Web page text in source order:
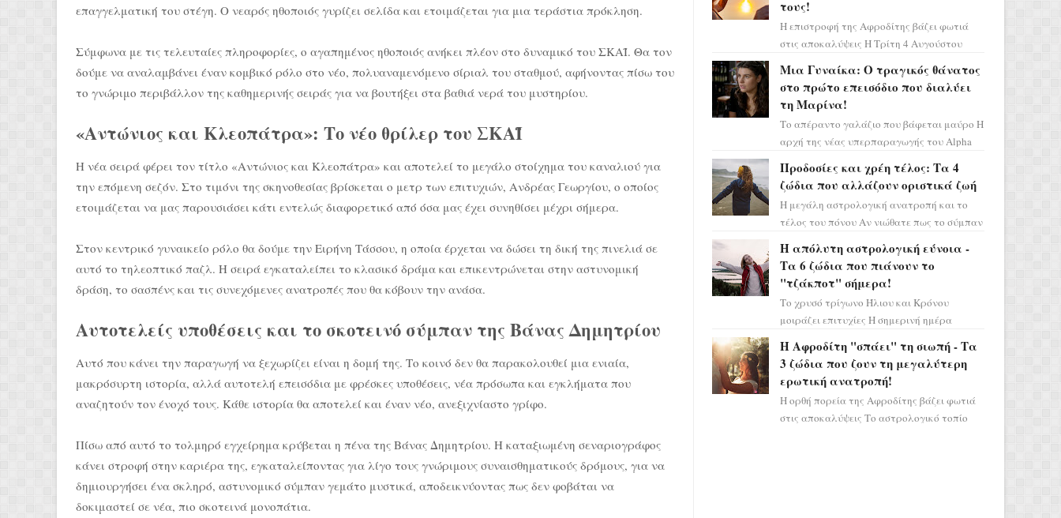
επαγγελματική του στέγη. Ο νεαρός ηθοποιός γυρίζει σελίδα και ετοιμάζεται για μια τεράστια πρόκληση.
Σύμφωνα με τις τελευταίες πληροφορίες, ο αγαπημένος ηθοποιός ανήκει πλέον στο δυναμικό του ΣΚΑΪ. Θα τον
δούμε να αναλαμβάνει έναν κομβικό ρόλο στο νέο, πολυαναμενόμενο σίριαλ του σταθμού, αφήνοντας πίσω του
το γνώριμο περιβάλλον της καθημερινής σειράς για να βουτήξει στα βαθιά νερά του μυστηρίου.
«Αντώνιος και Κλεοπάτρα»: Το νέο θρίλερ του ΣΚΑΪ
Η νέα σειρά φέρει τον τίτλο «Αντώνιος και Κλεοπάτρα» και αποτελεί το μεγάλο στοίχημα του καναλιού για
την επόμενη σεζόν. Στο τιμόνι της σκηνοθεσίας βρίσκεται ο μετρ των επιτυχιών, Ανδρέας Γεωργίου, ο οποίος
ετοιμάζεται να μας παρουσιάσει κάτι εντελώς διαφορετικό από όσα μας έχει συνηθίσει μέχρι σήμερα.
Στον κεντρικό γυναικείο ρόλο θα δούμε την Ειρήνη Τάσσου, η οποία έρχεται να δώσει τη δική της πινελιά σε
αυτό το τηλεοπτικό παζλ. Η σειρά εγκαταλείπει το κλασικό δράμα και επικεντρώνεται στην αστυνομική
δράση, το σασπένς και τις συνεχόμενες ανατροπές που θα κόβουν την ανάσα.
Αυτοτελείς υποθέσεις και το σκοτεινό σύμπαν της Βάνας Δημητρίου
Αυτό που κάνει την παραγωγή να ξεχωρίζει είναι η δομή της. Το κοινό δεν θα παρακολουθεί μια ενιαία,
μακρόσυρτη ιστορία, αλλά αυτοτελή επεισόδια με φρέσκες υποθέσεις, νέα πρόσωπα και εγκλήματα που
αναζητούν τον ένοχό τους. Κάθε ιστορία θα αποτελεί και έναν νέο, ανεξιχνίαστο γρίφο.
Πίσω από αυτό το τολμηρό εγχείρημα κρύβεται η πένα της Βάνας Δημητρίου. Η καταξιωμένη σεναριογράφος
κάνει στροφή στην καριέρα της, εγκαταλείποντας για λίγο τους γνώριμους συναισθηματικούς δρόμους, για να
δημιουργήσει ένα σκληρό, αστυνομικό σύμπαν γεμάτο μυστικά, αποδεικνύοντας πως δεν φοβάται να
δοκιμαστεί σε νέα, πιο σκοτεινά μονοπάτια.
τους!
Η επιστροφή της Αφροδίτης βάζει φωτιά
στις αποκαλύψεις Η Τρίτη 4 Αυγούστου
ορόσημο, καθώς η Αφροδίτη πρ...
Μια Γυναίκα: Ο τραγικός θάνατος
στο πρώτο επεισόδιο που διαλύει
τη Μαρίνα!
Το απέραντο γαλάζιο που βάφεται μαύρο Η
αρχή της νέας υπερπαραγωγής του Alpha
πλημμυρισμένο από...
Προδοσίες και χρέη τέλος: Τα 4
ζώδια που αλλάζουν οριστικά ζωή
Η μεγάλη αστρολογική ανατροπή και το
τέλος του πόνου Αν νιώθατε πως το σύμπαν
πάρετε μια βαθιά α...
Η απόλυτη αστρολογική εύνοια -
Τα 6 ζώδια που πιάνουν το
"τζάκποτ" σήμερα!
Το χρυσό τρίγωνο Ήλιου και Κρόνου
μοιράζει επιτυχίες Η σημερινή ημέρα
αποδεικνύοντας πως η πραγματική
επιτυχί...
Η Αφροδίτη "σπάει" τη σιωπή - Τα
3 ζώδια που ζουν τη μεγαλύτερη
ερωτική ανατροπή!
Η ορθή πορεία της Αφροδίτης βάζει φωτιά
στις αποκαλύψεις Το αστρολογικό τοπίο